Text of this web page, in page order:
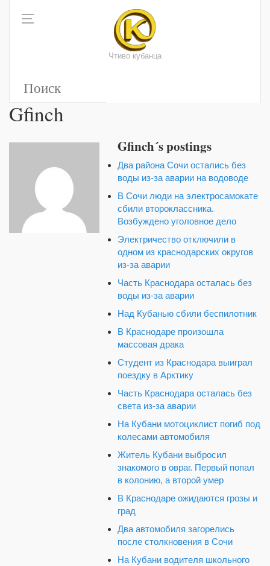
Чтиво кубанца
Gfinch
Gfinch´s postings
Два района Сочи остались без
воды из-за аварии на водоводе
В Сочи люди на электросамокате
сбили второклассника.
Возбуждено уголовное дело
Электричество отключили в
одном из краснодарских округов
из-за аварии
Часть Краснодара осталась без
воды из-за аварии
Над Кубанью сбили беспилотник
В Краснодаре произошла
массовая драка
Студент из Краснодара выиграл
поездку в Арктику
Часть Краснодара осталась без
света из-за аварии
На Кубани мотоциклист погиб под
колесами автомобиля
Житель Кубани выбросил
знакомого в овраг. Первый попал
в колонию, а второй умер
В Краснодаре ожидаются грозы и
град
Два автомобиля загорелись
после столкновения в Сочи
На Кубани водителя школьного